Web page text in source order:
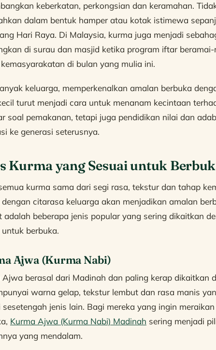
keberkatan, perkongsian dan keramahan.
dalam bentuk hamper atau kotak istimewa
Hari Raya. Di Malaysia, kurma juga menjadi
di surau dan masjid ketika program iftar
di bulan yang mulia ini.
keluarga, memperkenalkan amalan berbuka
turut menjadi cara untuk menanam kecintaan
soal pemakanan, tetapi juga pendidikan nilai dan
ke generasi seterusnya.
Kurma yang Sesuai untuk
kurma sama dari segi rasa, tekstur dan tahap
dengan citarasa keluarga akan menjadikan amalan
adalah beberapa jenis popular yang sering dikaitkan
untuk berbuka.
Ajwa (Kurma Nabi)
Ajwa berasal dari Madinah dan paling kerap dikaitkan
warna gelap, tekstur lembut dan rasa manis
sesetengah jenis lain. Bagi mereka yang ingin
Kurma Ajwa (Kurma Nabi) Madinah sering menjadi
yang mendalam.